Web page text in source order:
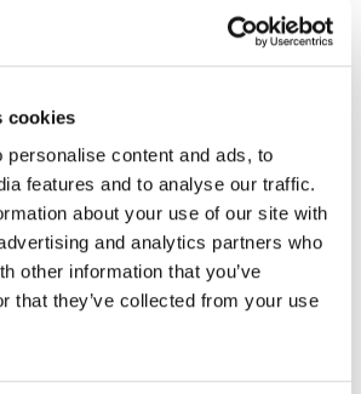
cookies
personalise content and ads, to
features and to analyse our traffic.
about your use of our site with
and analytics partners who
other information that you’ve
that they’ve collected from your use
kit
Set 3. Fahrrad
Thule e-bike rail for Sport G2
Fahrradträger E-Bike
Erweiterungsschiene